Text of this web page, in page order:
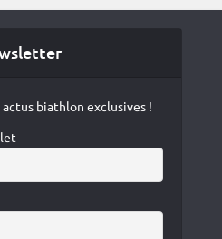
biathlon exclusives !